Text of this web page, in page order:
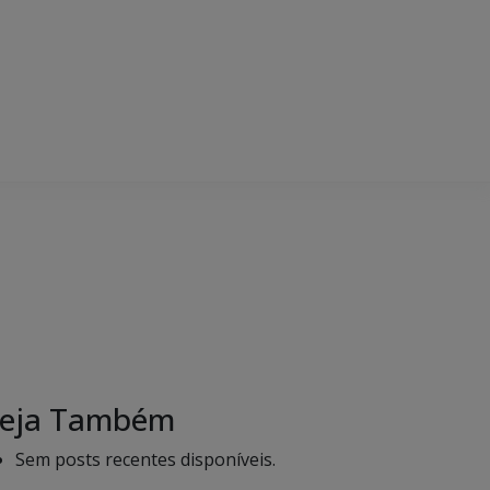
Também
Sem posts recentes disponíveis.